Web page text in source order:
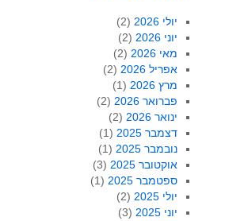
יולי 2026
(2)
יוני 2026
(2)
מאי 2026
(2)
אפריל 2026
(2)
מרץ 2026
(1)
פברואר 2026
(2)
ינואר 2026
(2)
דצמבר 2025
(1)
נובמבר 2025
(1)
אוקטובר 2025
(3)
ספטמבר 2025
(1)
יולי 2025
(2)
יוני 2025
(3)